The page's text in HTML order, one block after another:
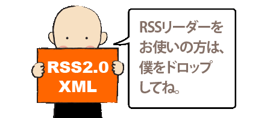
2011年6月(13)
2011年5月
2011年4月
(17)
2011年3月(15)
2011年2月(22)
2011年1月(22)
2010年12月(21)
2010年11月
(14)
新聞屋の道具箱
新聞社で使われる用語の解説など
makotoさんの御符内巡礼記
東京の巡礼記です
POLYHEDON
いろいろなことが書いてあるよ
bunchan
あちこち行って！
目白鍼灸院